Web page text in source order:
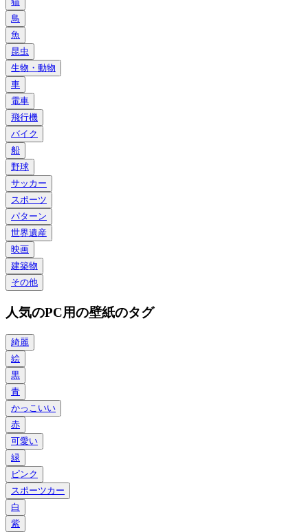
鳥
魚
昆虫
生物・動物
車
電車
飛行機
バイク
船
野球
サッカー
スポーツ
パターン
世界遺産
映画
建築物
その他
人気のPC用の壁紙のタグ
綺麗
絵
黒
青
かっこいい
赤
可愛い
緑
ピンク
スポーツカー
白
紫